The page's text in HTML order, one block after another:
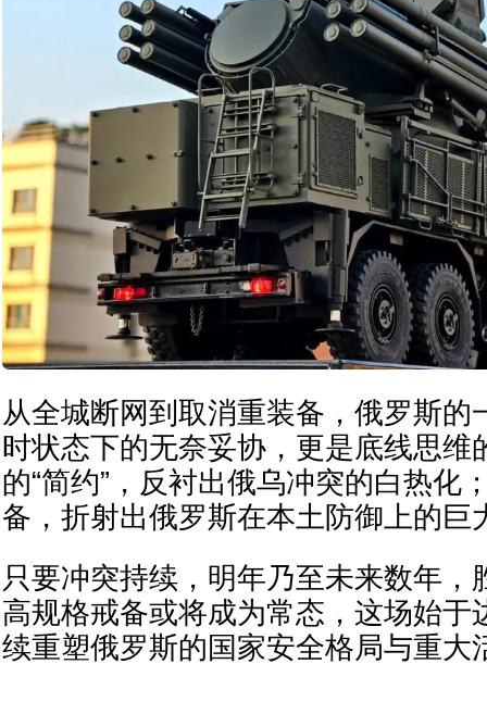
从全城断网到取消重装备，俄罗斯的
时状态下的无奈妥协，更是底线思维
的“简约”，反衬出俄乌冲突的白热化
备，折射出俄罗斯在本土防御上的巨
只要冲突持续，明年乃至未来数年，
高规格戒备或将成为常态，这场始于
续重塑俄罗斯的国家安全格局与重大